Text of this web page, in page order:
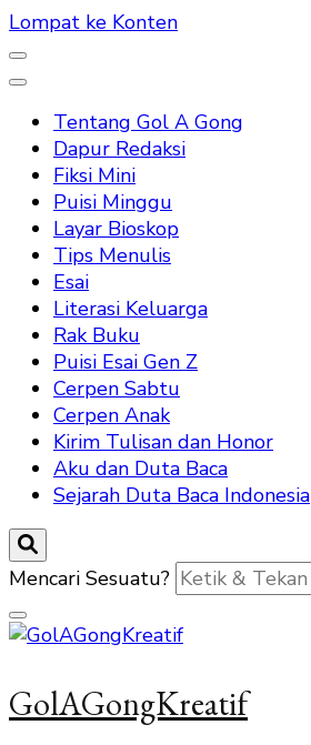
Lompat ke Konten
Tentang Gol A Gong
Dapur Redaksi
Fiksi Mini
Puisi Minggu
Layar Bioskop
Tips Menulis
Esai
Literasi Keluarga
Rak Buku
Puisi Esai Gen Z
Cerpen Sabtu
Cerpen Anak
Kirim Tulisan dan Honor
Aku dan Duta Baca
Sejarah Duta Baca Indonesia
Mencari Sesuatu?
GolAGongKreatif